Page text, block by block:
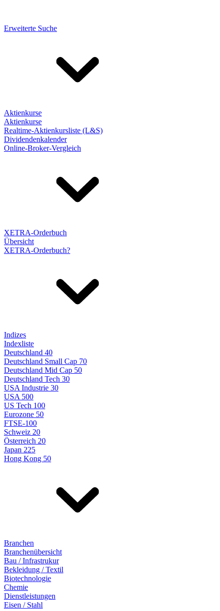
Erweiterte Suche
Aktienkurse
Aktienkurse
Realtime-Aktienkursliste (L&S)
Dividendenkalender
Online-Broker-Vergleich
XETRA-Orderbuch
Übersicht
XETRA-Orderbuch?
Indizes
Indexliste
Deutschland 40
Deutschland Small Cap 70
Deutschland Mid Cap 50
Deutschland Tech 30
USA Industrie 30
USA 500
US Tech 100
Eurozone 50
FTSE-100
Schweiz 20
Österreich 20
Japan 225
Hong Kong 50
Branchen
Branchenübersicht
Bau / Infrastrukur
Bekleidung / Textil
Biotechnologie
Chemie
Dienstleistungen
Eisen / Stahl